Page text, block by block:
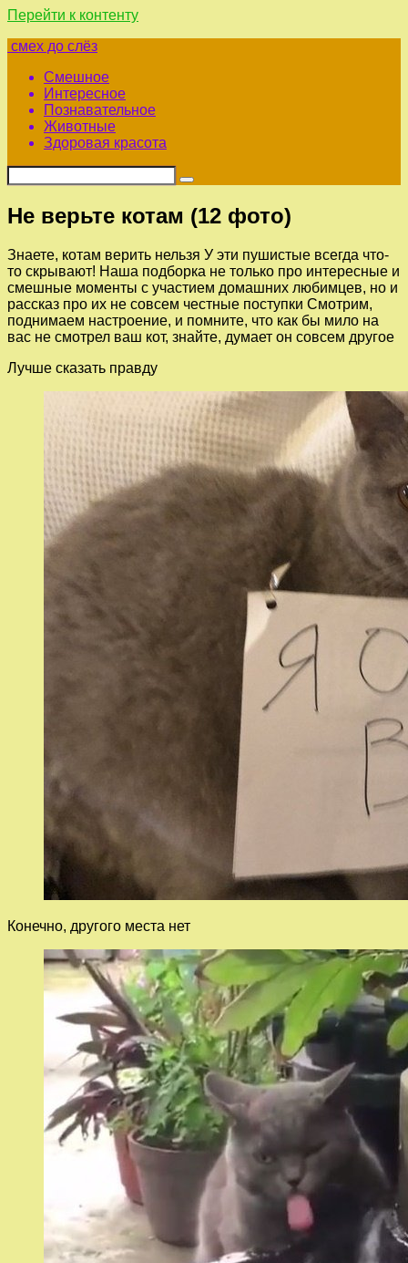
Перейти к контенту
смех до слёз
Смешное
Интересное
Познавательное
Животные
Здоровая красота
Не верьте котам (12 фото)
Знаете, котам верить нельзя У эти пушистые всегда что-
то скрывают! Наша подборка не только про интересные и
смешные моменты с участием домашних любимцев, но и
рассказ про их не совсем честные поступки Смотрим,
поднимаем настроение, и помните, что как бы мило на
вас не смотрел ваш кот, знайте, думает он совсем другое
Лучше сказать правду
Конечно, другого места нет